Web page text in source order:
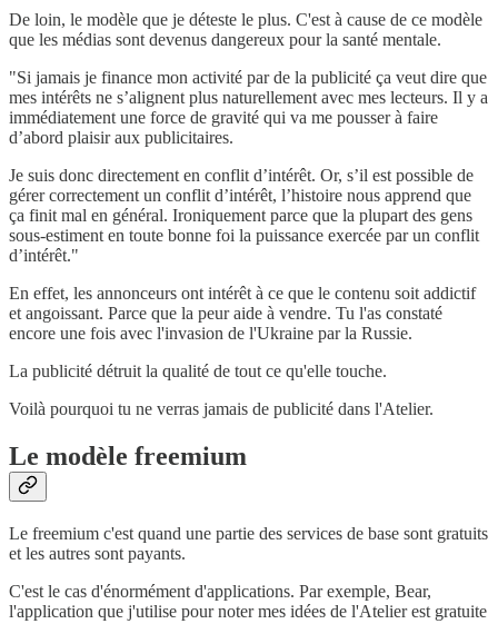
De loin, le modèle que je déteste le plus. C'est à cause de ce modèle
que les médias sont devenus dangereux pour la santé mentale.
"Si jamais je finance mon activité par de la publicité ça veut dire que
mes intérêts ne s’alignent plus naturellement avec mes lecteurs. Il y a
immédiatement une force de gravité qui va me pousser à faire
d’abord plaisir aux publicitaires.
Je suis donc directement en conflit d’intérêt. Or, s’il est possible de
gérer correctement un conflit d’intérêt, l’histoire nous apprend que
ça finit mal en général. Ironiquement parce que la plupart des gens
sous-estiment en toute bonne foi la puissance exercée par un conflit
d’intérêt."
En effet, les annonceurs ont intérêt à ce que le contenu soit addictif
et angoissant. Parce que la peur aide à vendre. Tu l'as constaté
encore une fois avec l'invasion de l'Ukraine par la Russie.
La publicité détruit la qualité de tout ce qu'elle touche.
Voilà pourquoi tu ne verras jamais de publicité dans l'Atelier.
Le modèle freemium
Le freemium c'est quand une partie des services de base sont gratuits
et les autres sont payants.
C'est le cas d'énormément d'applications. Par exemple, Bear,
l'application que j'utilise pour noter mes idées de l'Atelier est gratuite